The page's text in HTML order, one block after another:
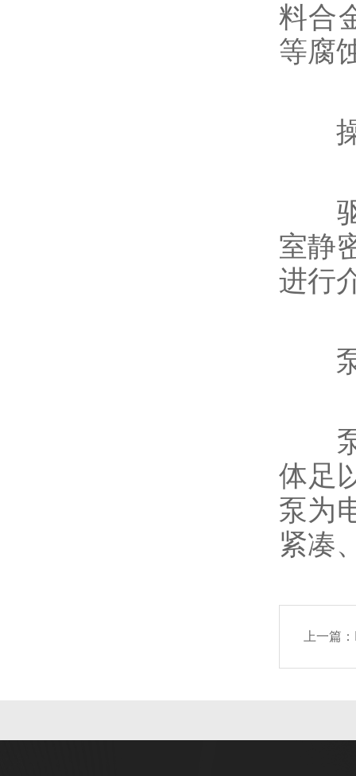
料合
等腐
操
驱
室静
进行
泵
泵
体足
泵为
紧凑
上一篇：